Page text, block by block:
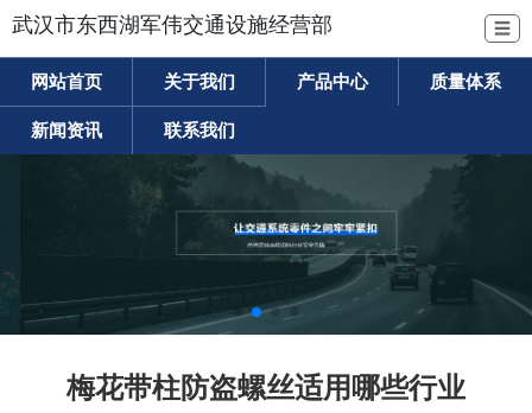
武汉市东西湖军伟交通设施经营部 ☰
网站首页 关于我们 产品中心 质量体系
新闻资讯 联系我们
梅花带柱防盗螺丝适用哪些行业